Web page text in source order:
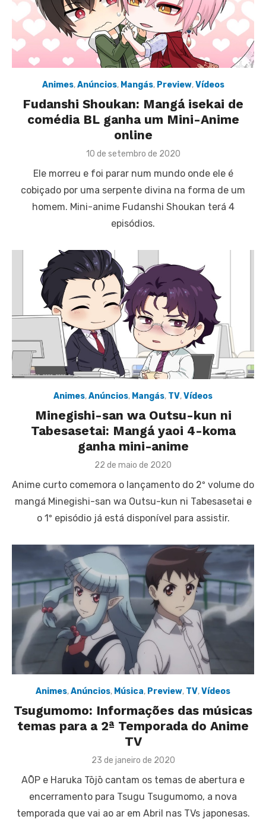
Animes,Anúncios, Mangás, Preview,Vídeos
Fudanshi Shoukan: Mangá isekai de
comédia BL ganha um Mini-Anime
online
Posted
10 de setembro de 2020
Ele morreu e foi parar num mundo onde ele é
cobiçado por uma serpente divina na forma de um
homem. Mini-anime Fudanshi Shoukan terá 4
episódios.
Animes,Anúncios, Mangás, TV,Vídeos
Minegishi-san wa Outsu-kun ni
Tabesasetai: Mangá yaoi 4-koma
ganha mini-anime
Posted
22 de maio de 2020
Anime curto comemora o lançamento do 2º volume do
mangá Minegishi-san wa Outsu-kun ni Tabesasetai e
o 1º episódio já está disponível para assistir.
Animes,Anúncios, Música, Preview, TV,Vídeos
Tsugumomo: Informações das músicas
temas para a 2ª Temporada do Anime
TV
Posted
23 de janeiro de 2020
AŌP e Haruka Tōjō cantam os temas de abertura e
encerramento para Tsugu Tsugumomo, a nova
temporada que vai ao ar em Abril nas TVs japonesas.